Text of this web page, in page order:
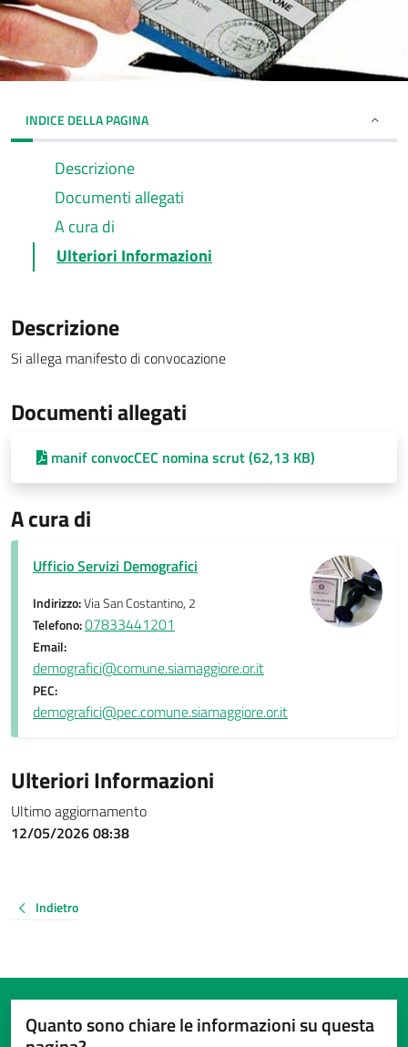
INDICE DELLA PAGINA
Descrizione
Documenti allegati
A cura di
Ulteriori Informazioni
Descrizione
Si allega manifesto di convocazione
Documenti allegati
manif convocCEC nomina scrut (62,13 KB)
A cura di
Ufficio Servizi Demografici
Indirizzo:Via San Costantino, 2
Telefono:07833441201
Email:
demografici@comune.siamaggiore.or.it
PEC:
demografici@pec.comune.siamaggiore.or.it
Ulteriori Informazioni
Ultimo aggiornamento
12/05/2026 08:38
Indietro
Quanto sono chiare le informazioni su questa